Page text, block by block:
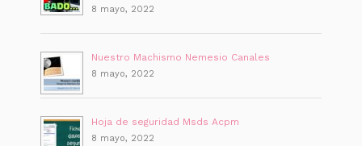
8 mayo, 2022
Nuestro Machismo Nemesio Canales
8 mayo, 2022
Hoja de seguridad Msds Acpm
8 mayo, 2022